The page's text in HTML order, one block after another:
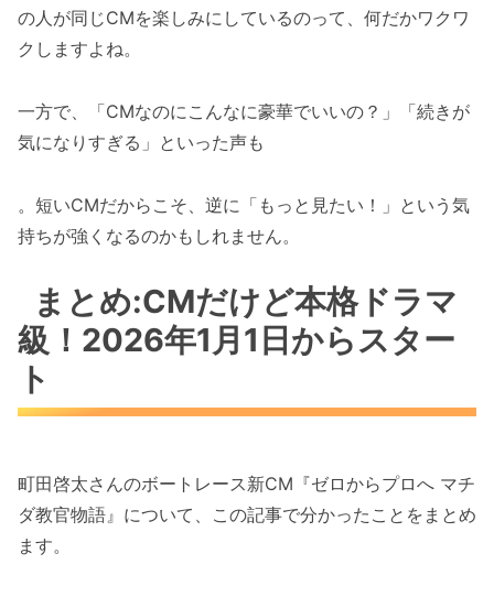
の人が同じCMを楽しみにしているのって、何だかワクワ
クしますよね。
一方で、「CMなのにこんなに豪華でいいの？」「続きが
気になりすぎる」といった声も
。短いCMだからこそ、逆に「もっと見たい！」という気
持ちが強くなるのかもしれません。
まとめ:CMだけど本格ドラマ
級！2026年1月1日からスター
ト
町田啓太さんのボートレース新CM『ゼロからプロへ マチ
ダ教官物語』について、この記事で分かったことをまとめ
ます。